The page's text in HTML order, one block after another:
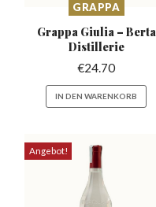
GRAPPA
Grappa Giulia – Berta
Distillerie
€24.70
IN DEN WARENKORB
Angebot!